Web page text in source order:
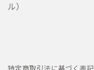
ル）
特定商取引法に基づく表記